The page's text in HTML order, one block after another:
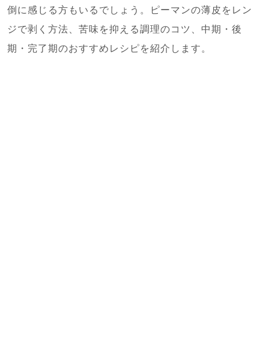
倒に感じる方もいるでしょう。ピーマンの薄皮をレン
ジで剥く方法、苦味を抑える調理のコツ、中期・後
期・完了期のおすすめレシピを紹介します。